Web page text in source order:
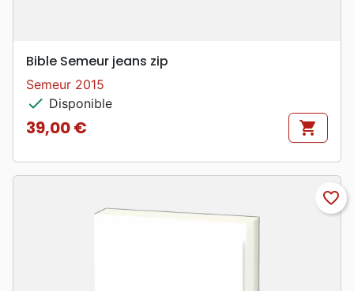
Bible Semeur jeans zip
Semeur 2015
check Disponible
Prix
39,00 € shopping_cart
favorite_border